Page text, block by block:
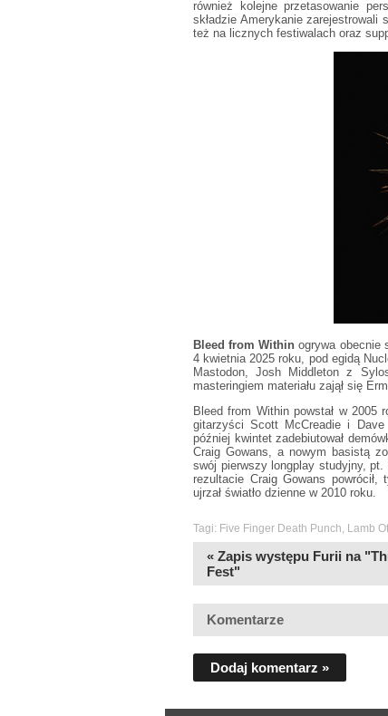
również kolejne przetasowanie
składzie Amerykanie
też na licznych festiwalach oraz
Bleed from Withinogrywa obecnie
4 kwietnia 2025 roku, pod egidą
Mastodon, Josh Middleton z
masteringiem materiału zajął się
Bleed from Within powstał w 2005
gitarzyści Scott McCreadie i
później kwintet zadebiutował
Craig Gowans, a nowym basistą
swój pierwszy longplay studyjny, pt.
rezultacie Craig Gowans
ujrzał światło dzienne w 2010 roku.
Tagi: Five Finger Death Punch Lamb
« Zapis występu Furii na
Fest"
Komentarze
Dodaj komentarz »